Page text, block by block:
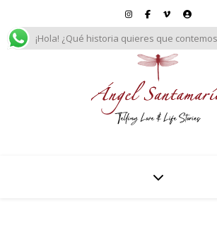
¡Hola! ¿Qué historia quieres que